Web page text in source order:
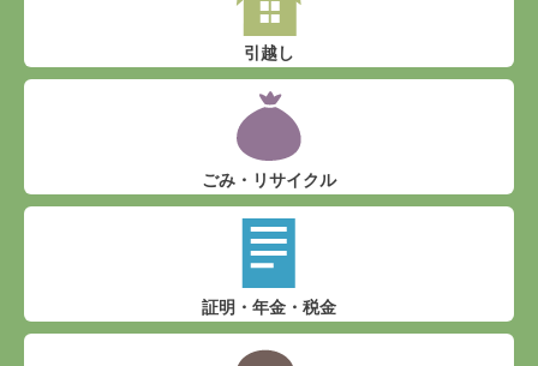
引越し
ごみ・リサイクル
証明・年金・税金